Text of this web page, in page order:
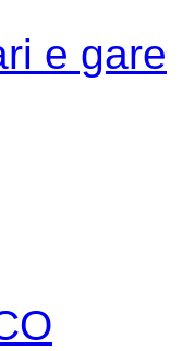
e gare